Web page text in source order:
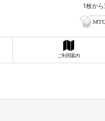
1枚か
ご利用案内